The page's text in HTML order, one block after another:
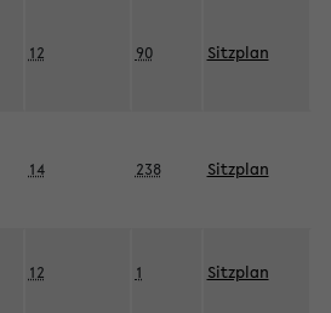
12 90 Sitzplan
14 238 Sitzplan
12 1 Sitzplan